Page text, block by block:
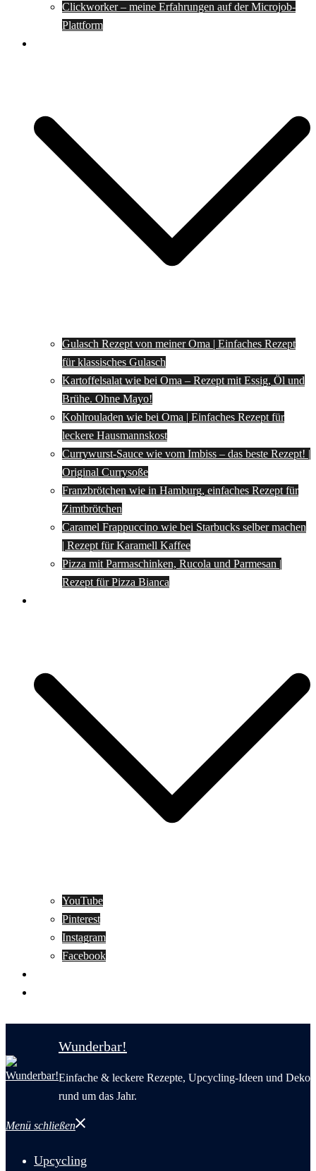
Clickworker – meine Erfahrungen auf der Microjob-
Plattform
Gulasch Rezept von meiner Oma | Einfaches Rezept
für klassisches Gulasch
Kartoffelsalat wie bei Oma – Rezept mit Essig, Öl und
Brühe. Ohne Mayo!
Kohlrouladen wie bei Oma | Einfaches Rezept für
leckere Hausmannskost
Currywurst-Sauce wie vom Imbiss – das beste Rezept! |
Original Currysoße
Franzbrötchen wie in Hamburg, einfaches Rezept für
Zimtbrötchen
Caramel Frappuccino wie bei Starbucks selber machen
| Rezept für Karamell Kaffee
Pizza mit Parmaschinken, Rucola und Parmesan |
Rezept für Pizza Bianca
YouTube
Pinterest
Instagram
Facebook
Wunderbar!
Einfache & leckere Rezepte, Upcycling-Ideen und Deko
rund um das Jahr.
Menü schließen
Upcycling